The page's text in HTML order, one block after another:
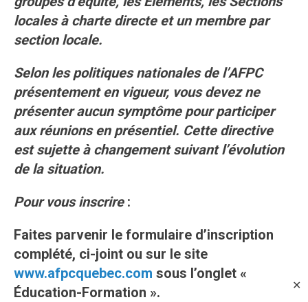
✕
locales à charte directe et un membre par
section locale.
Selon les politiques nationales de l’AFPC
présentement en vigueur, vous devez ne
présenter aucun symptôme pour participer
aux réunions en présentiel. Cette directive
est sujette à changement suivant l’évolution
de la situation.
Pour vous inscrire:
Faites parvenir le formulaire d’inscription
complété, ci-joint ou sur le site
www.afpcquebec.com sous l’onglet «
Éducation-Formation ».